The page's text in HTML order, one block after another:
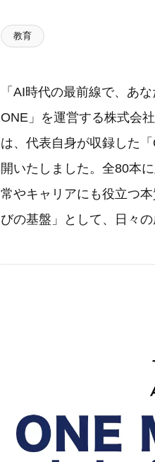
教育
「AI時代の最前線で、あ
ONE」を運営する株式会
は、代表自身が収録した
開いたしました。全80本
常やキャリアにも役立つ
びの基盤」として、日々